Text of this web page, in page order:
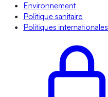
Environnement
Politique sanitaire
Politiques internationales